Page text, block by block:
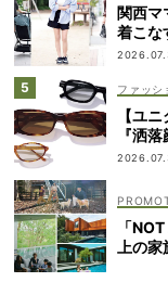
関西マ
着こな
ファッシ
【ユ
『洒
「
上の